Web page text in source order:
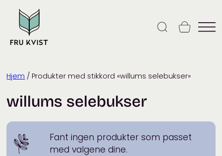
content
Hjem / Produkter med stikkord «willums selebukser»
willums selebukser
Fant ingen produkter som passet
med valgene dine.